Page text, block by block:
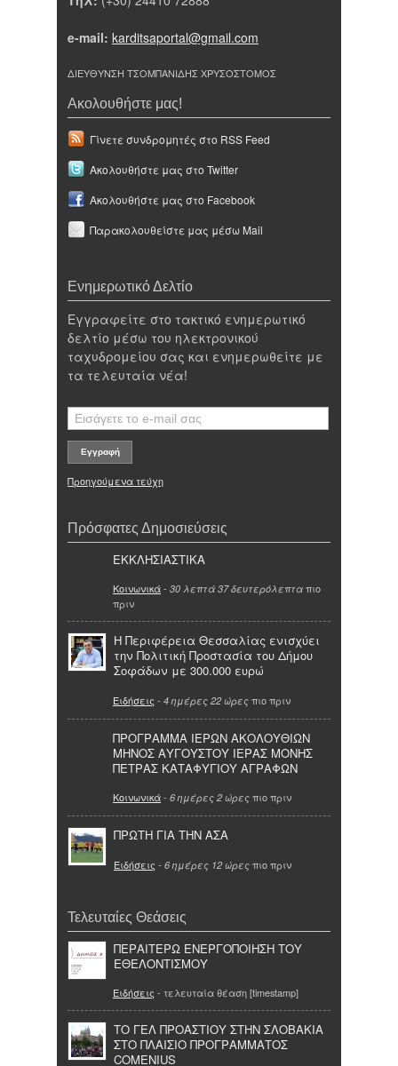
e-mail: karditsaportal@gmail.com
ΔΙΕΥΘΥΝΣΗ ΤΣΟΜΠΑΝΙΔΗΣ ΧΡΥΣΟΣΤΟΜΟΣ
Ακολουθήστε μας!
Γίνετε συνδρομητές στο RSS Feed
Ακολουθήστε μας στο Twitter
Ακολουθήστε μας στο Facebook
Παρακολουθείστε μας μέσω Mail
Ενημερωτικό Δελτίο
Εγγραφείτε στο τακτικό ενημερωτικό
δελτίο μέσω του ηλεκτρονικού
ταχυδρομείου σας και ενημερωθείτε με
τα τελευταία νέα!
Προηγούμενα τεύχη
Πρόσφατες Δημοσιεύσεις
ΕΚΚΛΗΣΙΑΣΤΙΚΑ
Κοινωνικά- 30 λεπτά 37 δευτερόλεπτα πιο
πριν
Η Περιφέρεια Θεσσαλίας ενισχύει
την Πολιτική Προστασία του Δήμου
Σοφάδων με 300.000 ευρώ
Ειδήσεις - 4 ημέρες 22 ώρες πιο πριν
ΠΡΟΓΡΑΜΜΑ ΙΕΡΩΝ ΑΚΟΛΟΥΘΙΩΝ
ΜΗΝΟΣ ΑΥΓΟΥΣΤΟΥ ΙΕΡΑΣ ΜΟΝΗΣ
ΠΕΤΡΑΣ ΚΑΤΑΦΥΓΙΟΥ ΑΓΡΑΦΩΝ
Κοινωνικά- 6 ημέρες 2 ώρες πιο πριν
ΠΡΩΤΗ ΓΙΑ ΤΗΝ ΑΣΑ
Ειδήσεις - 6 ημέρες 12 ώρες πιο πριν
Τελευταίες Θεάσεις
ΠΕΡΑΙΤΕΡΩ ΕΝΕΡΓΟΠΟΙΗΣΗ ΤΟΥ
ΕΘΕΛΟΝΤΙΣΜΟΥ
Ειδήσεις - τελευταία θέαση [timestamp]
ΤΟ ΓΕΛ ΠΡΟΑΣΤΙΟΥ ΣΤΗΝ ΣΛΟΒΑΚΙΑ
ΣΤΟ ΠΛΑΙΣΙΟ ΠΡΟΓΡΑΜΜΑΤΟΣ
COMENIUS